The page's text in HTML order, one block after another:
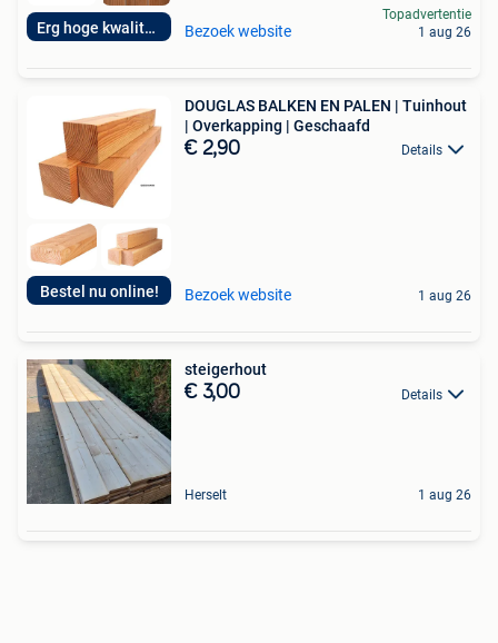
Erg hoge kwaliteit Bezoek website
Topadvertentie
1 aug 26
Bestel nu online!
DOUGLAS BALKEN EN PALEN | Tuinhout
| Overkapping | Geschaafd
€ 2,90 Details
Bezoek website 1 aug 26
steigerhout
€ 3,00 Details
Herselt 1 aug 26